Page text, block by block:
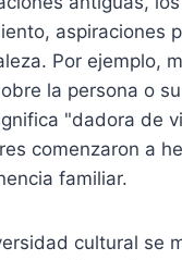
aspiraciones
Por ejemplo,
la persona o
"dadora de
comenzaron a
familiar.
cultural se